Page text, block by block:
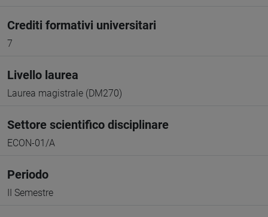
Crediti formativi universitari
7
Livello laurea
Laurea magistrale (DM270)
Settore scientifico disciplinare
ECON-01/A
Periodo
II Semestre